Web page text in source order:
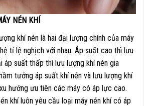
NÉN KHÍ
khí nén là hai đại lượng chính của máy
tỉ lệ nghịch với nhau. Áp suất cao thì lưu
áp suất thấp thì lưu lượng khí nén gia
tưởng áp suất khí nén và lưu lượng khí
hướng ưu tiên các máy có áp lực cao.
khí luôn yêu cầu loại máy nén khí có áp